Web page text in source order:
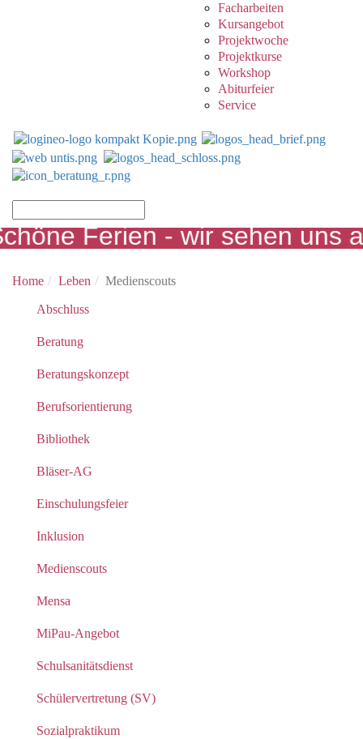
Facharbeiten
Kursangebot
Projektwoche
Projektkurse
Workshop
Abiturfeier
Service
Ferien - wir sehen uns
Home Leben Medienscouts
Abschluss
Beratung
Beratungskonzept
Berufsorientierung
Bibliothek
Bläser-AG
Einschulungsfeier
Inklusion
Medienscouts
Mensa
MiPau-Angebot
Schulsanitätsdienst
Schülervertretung (SV)
Sozialpraktikum